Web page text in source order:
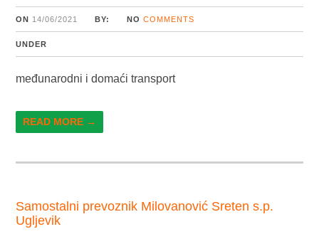
ON 14/06/2021 BY: NO COMMENTS
UNDER
međunarodni i domaći transport
READ MORE →
Samostalni prevoznik Milovanović Sreten s.p.
Ugljevik